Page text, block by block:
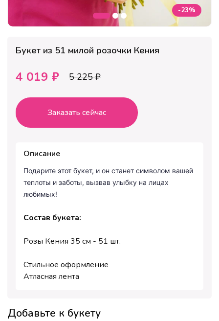
-23%
Букет из 51 милой розочки Кения
4 019 ₽ 5 225 ₽
Заказать сейчас
Описание
Подарите этот букет, и он станет символом вашей
теплоты и заботы, вызвав улыбку на лицах
любимых!
Состав букета:
Розы Кения 35 см - 51 шт.
Стильное оформление
Атласная лента
Добавьте к букету